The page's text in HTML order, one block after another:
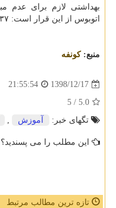
بهداشتی لازم برای عدم
اتوبوس از این قرار است: ۲۳۵۲۳۷
منبع:كونفه
1398/12/17
21:55:54
5.0
/ 5
تگهای خبر:
آموزش ,
این مطلب را می پسندید؟
تازه ترین مطالب مرتبط